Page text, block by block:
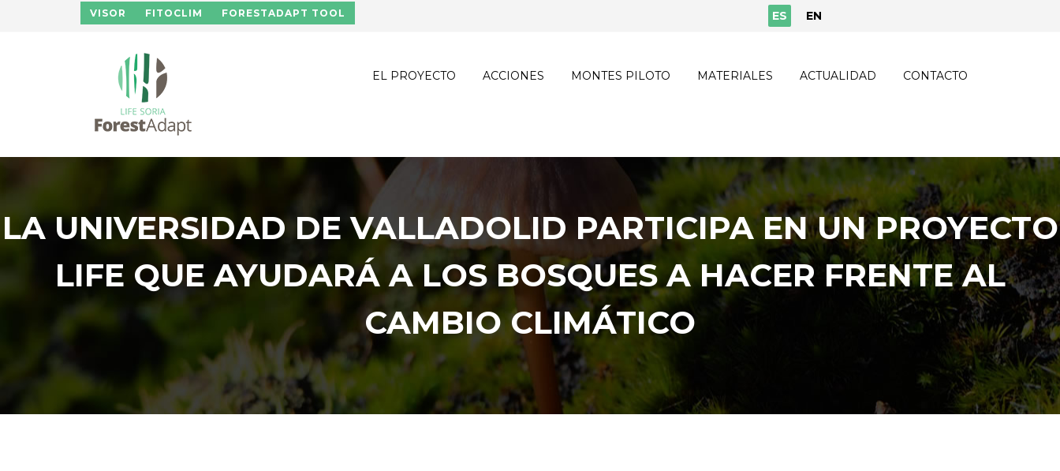
Pasar al contenido principal
VISOR FITOCLIM FORESTADAPT TOOL ES EN
EL PROYECTO ACCIONES MONTES PILOTO MATERIALES ACTUALIDAD CONTACTO
LA UNIVERSIDAD DE VALLADOLID PARTICIPA EN UN PROYECTO
LIFE QUE AYUDARÁ A LOS BOSQUES A HACER FRENTE AL
CAMBIO CLIMÁTICO